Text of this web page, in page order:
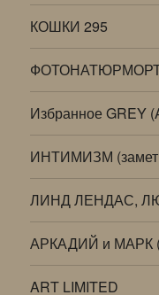
КОШКИ 295
Избранное GREY
ИНТИМИЗМ
ЛИНД ЛЕНДАС,
АРКАДИЙ и МАРК
ART LIMITED